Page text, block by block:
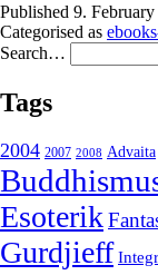
Published 9.
Categorised as
Search…
Tags
2004 2007 2008 Advaita
Esoterik
Gurdjieff